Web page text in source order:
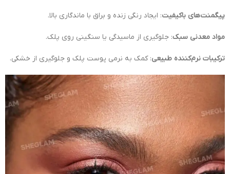
پیگمنت‌های باکیفیت: ایجاد رنگی زنده و براق با ماندگاری بالا.
مواد معدنی سبک: جلوگیری از ماسیدگی یا سنگینی روی پلک.
ترکیبات نرم‌کننده طبیعی: کمک به نرمی پوست پلک و جلوگیری از خشکی.